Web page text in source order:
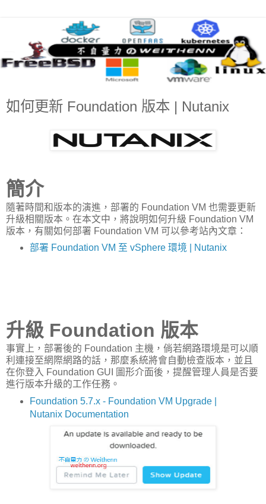
如何更新 Foundation 版本 | Nutanix
簡介
隨著時間和版本的演進，部署的 Foundation VM 也需要更新
升級相關版本。在本文中，將說明如何升級 Foundation VM
版本，有關如何部署 Foundation VM 可以參考站內文章：
部署 Foundation VM 至 vSphere 環境 | Nutanix
升級 Foundation 版本
事實上，部署後的 Foundation 主機，倘若網路環境是可以順
利連接至網際網路的話，那麼系統將會自動檢查版本，並且
在你登入 Foundation GUI 圖形介面後，提醒管理人員是否要
進行版本升級的工作任務。
Foundation 5.7.x - Foundation VM Upgrade |
Nutanix Documentation